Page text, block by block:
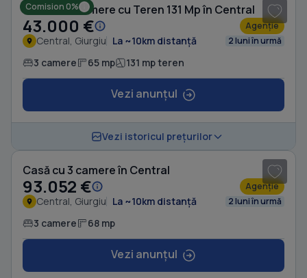
Comision 0%
Casă cu 3 camere cu Teren 131 Mp în Central
43.000 € Agenție
Central, Giurgiu La ~10km distanță 2 luni în urmă
3 camere 65 mp 131 mp teren
Vezi anunțul
Vezi istoricul prețurilor
Casă cu 3 camere în Central
93.052 € Agenție
Central, Giurgiu La ~10km distanță 2 luni în urmă
3 camere 68 mp
Vezi anunțul